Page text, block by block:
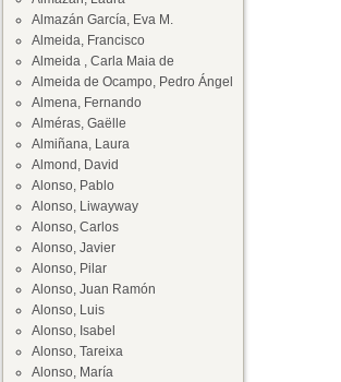
Almazán García, Eva M.
Almeida, Francisco
Almeida , Carla Maia de
Almeida de Ocampo, Pedro Ángel
Almena, Fernando
Alméras, Gaëlle
Almiñana, Laura
Almond, David
Alonso, Pablo
Alonso, Liwayway
Alonso, Carlos
Alonso, Javier
Alonso, Pilar
Alonso, Juan Ramón
Alonso, Luis
Alonso, Isabel
Alonso, Tareixa
Alonso, María